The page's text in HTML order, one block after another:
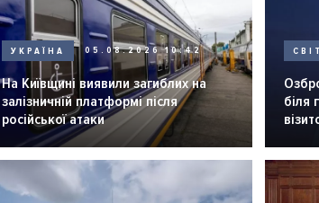
УКРАЇНА 05.08.2026 10:42
На Київщині виявили загиблих на
залізничній платформі після
російської атаки
СВІТ
біля